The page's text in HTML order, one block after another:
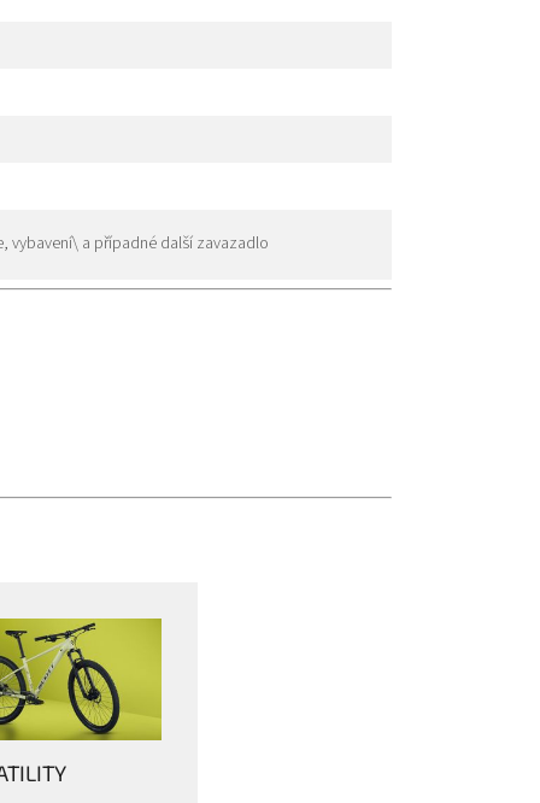
vybavení\ a případné další zavazadlo